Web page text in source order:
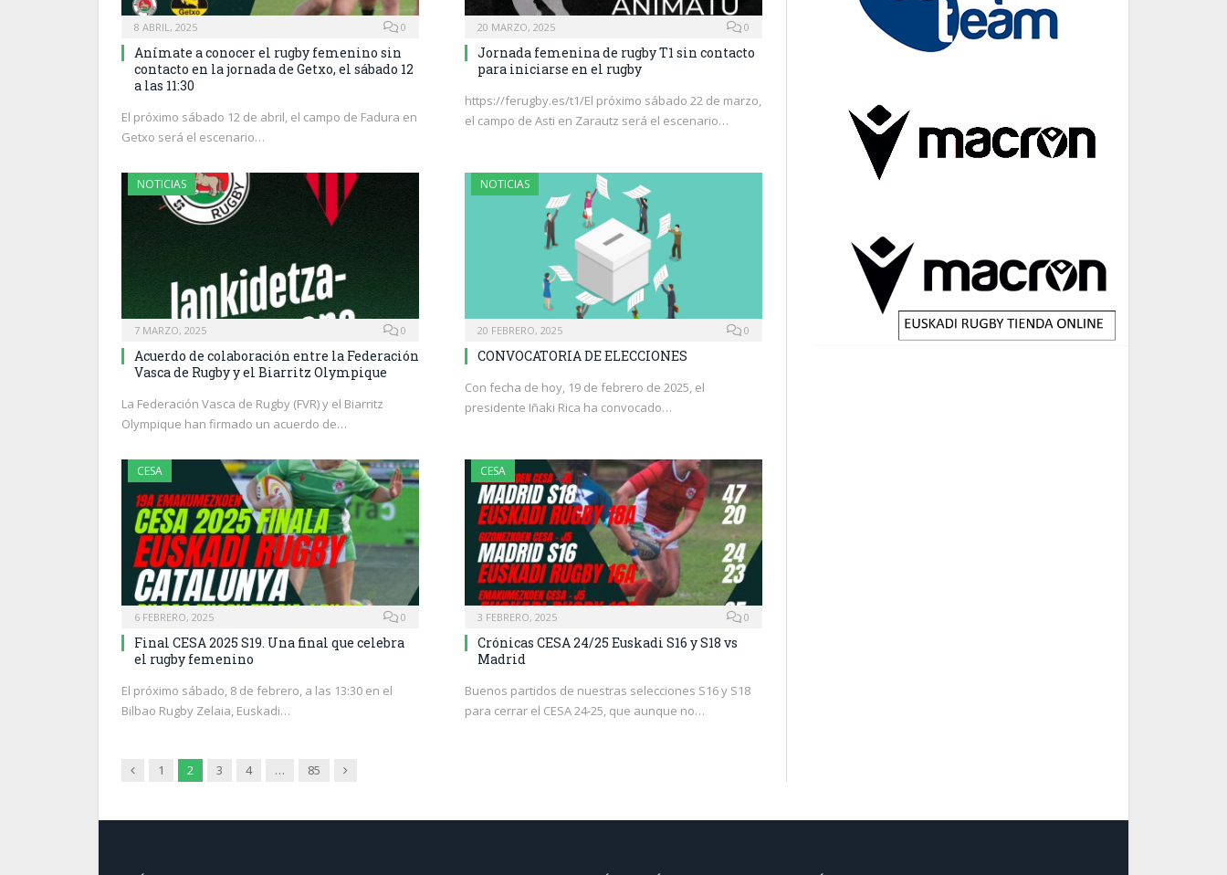
8 ABRIL, 2025 0
Anímate a conocer el rugby femenino sin
contacto en la jornada de Getxo, el sábado 12
a las 11:30
El próximo sábado 12 de abril, el campo de Fadura en
Getxo será el escenario…
20 MARZO, 2025 0
Jornada femenina de rugby T1 sin contacto
para iniciarse en el rugby
https://ferugby.es/t1/El próximo sábado 22 de marzo,
el campo de Asti en Zarautz será el escenario…
NOTICIAS
7 MARZO, 2025 0
Acuerdo de colaboración entre la Federación
Vasca de Rugby y el Biarritz Olympique
La Federación Vasca de Rugby (FVR) y el Biarritz
Olympique han firmado un acuerdo de…
NOTICIAS
20 FEBRERO, 2025 0
CONVOCATORIA DE ELECCIONES
Con fecha de hoy, 19 de febrero de 2025, el
presidente Iñaki Rica ha convocado…
CESA
6 FEBRERO, 2025 0
Final CESA 2025 S19. Una final que celebra
el rugby femenino
El próximo sábado, 8 de febrero, a las 13:30 en el
Bilbao Rugby Zelaia, Euskadi…
CESA
3 FEBRERO, 2025 0
Crónicas CESA 24/25 Euskadi S16 y S18 vs
Madrid
Buenos partidos de nuestras selecciones S16 y S18
para cerrar el CESA 24-25, que aunque no…
Previous
1 2 3 4 … 85 Next